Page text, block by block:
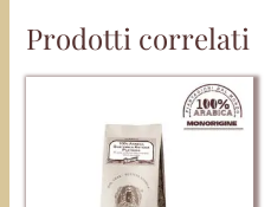
Prodotti correlati
Questo
prodotto
ha
più